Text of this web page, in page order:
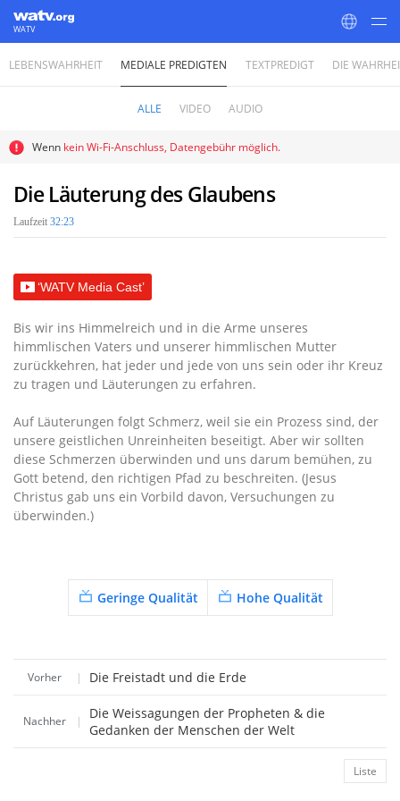
WATV
World Mission Society Church of God
LEBENSWAHRHEIT MEDIALE PREDIGTEN TEXTPREDIGT DIE
ALLE VIDEO AUDIO
Wenn kein Wi-Fi-Anschluss, Datengebühr möglich.
Die Läuterung des Glaubens
Laufzeit 32:23
‘WATV Media Cast’
Bis wir ins Himmelreich und in die Arme unseres
himmlischen Vaters und unserer himmlischen Mutter
zurückkehren, hat jeder und jede von uns sein oder ihr Kreuz
zu tragen und Läuterungen zu erfahren.
Auf Läuterungen folgt Schmerz, weil sie ein Prozess sind, der
unsere geistlichen Unreinheiten beseitigt. Aber wir sollten
diese Schmerzen überwinden und uns darum bemühen, zu
Gott betend, den richtigen Pfad zu beschreiten. (Jesus
Christus gab uns ein Vorbild davon, Versuchungen zu
überwinden.)
Geringe Qualität Hohe Qualität
Vorher | Die Freistadt und die Erde
Nachher |
Die Weissagungen der Propheten & die
Gedanken der Menschen der Welt
Liste